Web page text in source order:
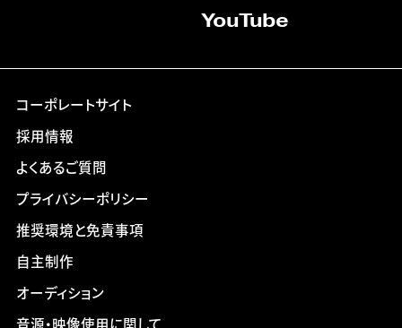
YouTube
コーポレートサイト
採用情報
よくあるご質問
プライバシーポリシー
推奨環境と免責事項
自主制作
オーディション